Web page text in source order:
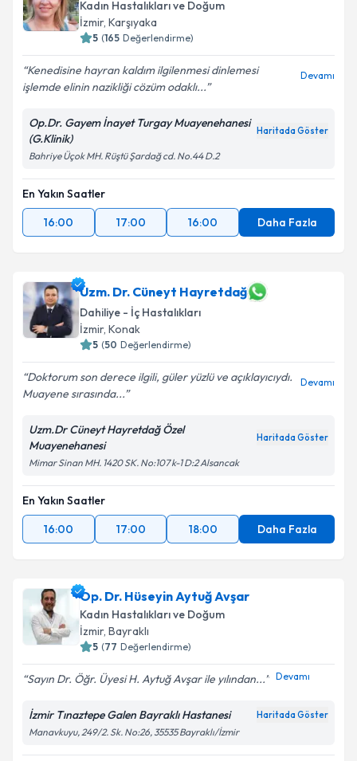
Kadın Hastalıkları ve Doğum
İzmir, Karşıyaka
5 (165 Değerlendirme)
Kenedisine hayran kaldım ilgilenmesi dinlemesi
işlemde elinin nazikliği cözüm odaklı...
Devamı
Op.Dr. Gayem İnayet Turgay Muayenehanesi
(G.Klinik)
Haritada Göster
Bahriye Üçok MH. Rüştü Şardağ cd. No.44 D.2
En Yakın Saatler
16:00
17:00 16:00 Daha Fazla
Uzm. Dr. Cüneyt Hayretdağ
Dahiliye - İç Hastalıkları
İzmir, Konak
5 (50 Değerlendirme)
Doktorum son derece ilgili, güler yüzlü ve açıklayıcıydı.
Muayene sırasında...
Devamı
Uzm.Dr Cüneyt Hayretdağ Özel
Muayenehanesi
Haritada Göster
Mimar Sinan MH. 1420 SK. No:107 k-1 D:2 Alsancak
En Yakın Saatler
16:00
17:00 18:00 Daha Fazla
Op. Dr. Hüseyin Aytuğ Avşar
Kadın Hastalıkları ve Doğum
İzmir, Bayraklı
5 (77 Değerlendirme)
Sayın Dr. Öğr. Üyesi H. Aytuğ Avşar ile yılından... Devamı
İzmir Tınaztepe Galen Bayraklı Hastanesi Haritada Göster
Manavkuyu, 249/2. Sk. No:26, 35535 Bayraklı/İzmir